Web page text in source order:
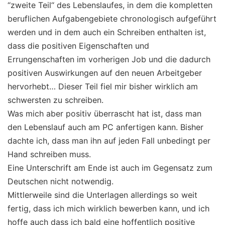
‘‘zweite Teil‘‘ des Lebenslaufes, in dem die kompletten
beruflichen Aufgabengebiete chronologisch aufgeführt
werden und in dem auch ein Schreiben enthalten ist,
dass die positiven Eigenschaften und
Errungenschaften im vorherigen Job und die dadurch
positiven Auswirkungen auf den neuen Arbeitgeber
hervorhebt… Dieser Teil fiel mir bisher wirklich am
schwersten zu schreiben.
Was mich aber positiv überrascht hat ist, dass man
den Lebenslauf auch am PC anfertigen kann. Bisher
dachte ich, dass man ihn auf jeden Fall unbedingt per
Hand schreiben muss.
Eine Unterschrift am Ende ist auch im Gegensatz zum
Deutschen nicht notwendig.
Mittlerweile sind die Unterlagen allerdings so weit
fertig, dass ich mich wirklich bewerben kann, und ich
hoffe auch dass ich bald eine hoffentlich positive